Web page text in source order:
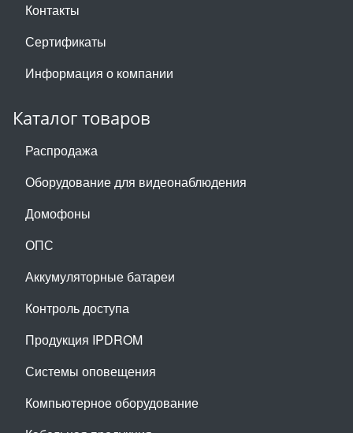
Контакты
Сертификаты
Информация о компании
Каталог товаров
Распродажа
Оборудование для видеонаблюдения
Домофоны
ОПС
Аккумуляторные батареи
Контроль доступа
Продукция IPDROM
Системы оповещения
Компьютерное оборудование